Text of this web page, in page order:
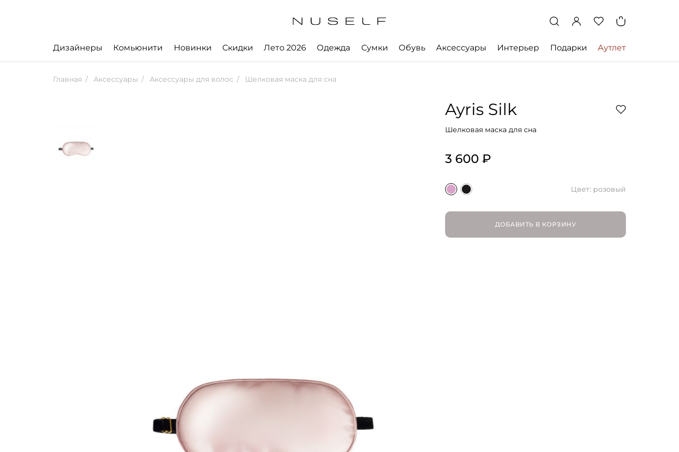
Дизайнеры Комьюнити Новинки Скидки Лето 2026 Одежда Сумки Обувь Аксессуары Интерьер Подарки Аутлет
Главная Аксессуары Аксессуары для волос Шелковая маска для сна
Ayris Silk
Шелковая маска для сна
3 600 ₽
Цвет: розовый
ДОБАВИТЬ В КОРЗИНУ